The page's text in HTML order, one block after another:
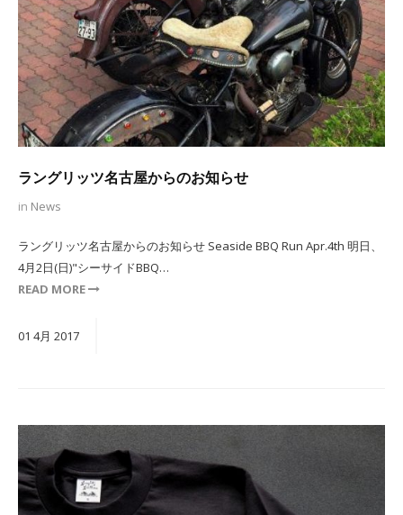
ラングリッツ名古屋からのお知らせ
in News
ラングリッツ名古屋からのお知らせ Seaside BBQ Run Apr.4th 明日、
4月2日(日)"シーサイドBBQ…
READ MORE
01 4月 2017